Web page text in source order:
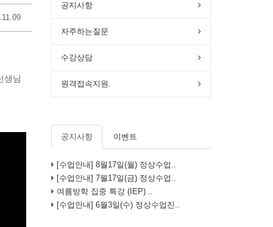
생님
공지사항
자주하는질문
수강상담
원격접속지원.
공지사항 이벤트
[수업안내] 8월17일(월) 정상수업..
[수업안내] 7월17일(금) 정상수업..
여름방학 집중 특강 (IEP) ..
[수업안내] 6월3일(수) 정상수업진..